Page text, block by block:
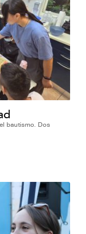
bautismo. Dos